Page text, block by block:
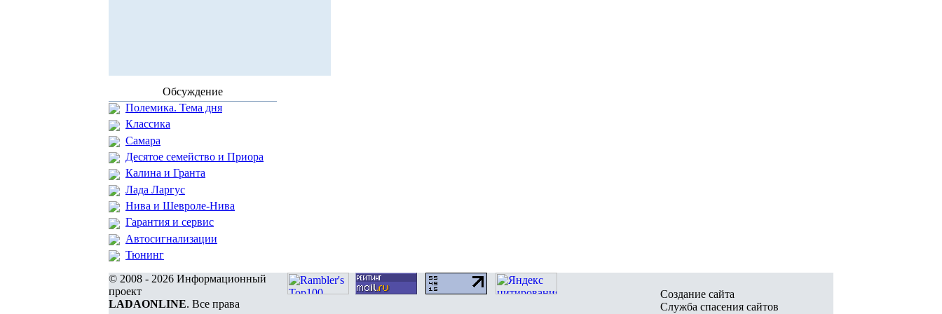
Обсуждение
Полемика. Тема дня
Классика
Самара
Десятое семейство и Приора
Калина и Гранта
Лада Ларгус
Нива и Шевроле-Нива
Гарантия и сервис
Автосигнализации
Тюнинг
© 2008 - 2026 Информационный
проект
LADAONLINE. Все права
Создание сайта
Служба спасения сайтов